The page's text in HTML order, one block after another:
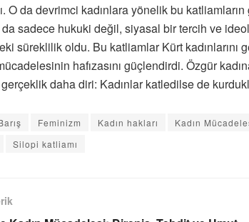
O da devrimci kadınlara yönelik bu
da sadece hukuki değil, siyasal bir tercih ve
süreklilik oldu. Bu katliamlar Kürt
hafızasını güçlendirdi. Özgür
daha diri: Kadınlar katledilse de
Feminizm Kadın hakları Kadın
Silopi katliamı